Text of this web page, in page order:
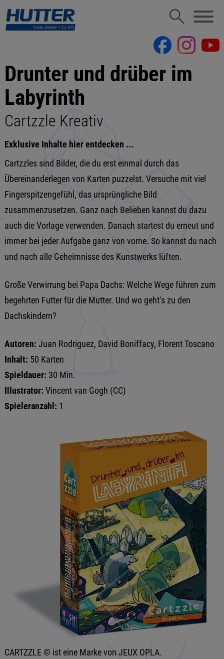
Drunter und drüber im
Labyrinth
Cartzzle Kreativ
Exklusive Inhalte hier entdecken ...
Cartzzles sind Bilder, die du erst einmal durch das
Übereinanderlegen von Karten puzzelst. Versuche mit viel
Fingerspitzengefühl, das ursprüngliche Bild
zusammenzusetzen. Ganz nach Belieben kannst du dazu
auch die Vorlage verwenden. Danach startest du erneut und
immer bei jeder Aufgabe ganz von vorne. So kannst du nach
und nach alle Geheimnisse des Kunstwerks lüften.
Große Verwirrung bei Papa Dachs: Welche Wege führen zum
begehrten Futter für die Mutter. Und wo geht‘s zu den
Dachskindern?
Autoren: Juan Rodriguez, David Boniffacy, Florent Toscano
Inhalt: 50 Karten
Spieldauer: 30 Min.
Illustrator: Vincent van Gogh (CC)
Spieleranzahl: 1
CARTZZLE © ist eine Marke von JEUX OPLA.